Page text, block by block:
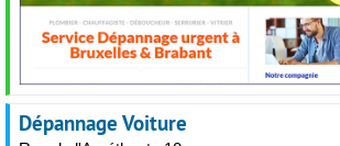
Dépannage Voiture